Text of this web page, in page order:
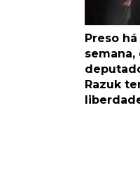
Preso há
semana,
Razuk